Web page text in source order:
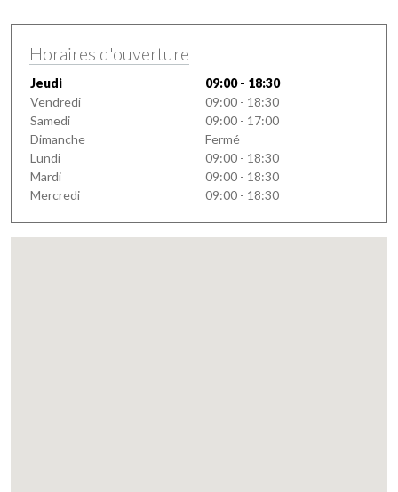
Horaires d'ouverture
Jeudi
09:00 - 18:30
Vendredi
09:00 - 18:30
Samedi
09:00 - 17:00
Dimanche
Fermé
Lundi
09:00 - 18:30
Mardi
09:00 - 18:30
Mercredi
09:00 - 18:30